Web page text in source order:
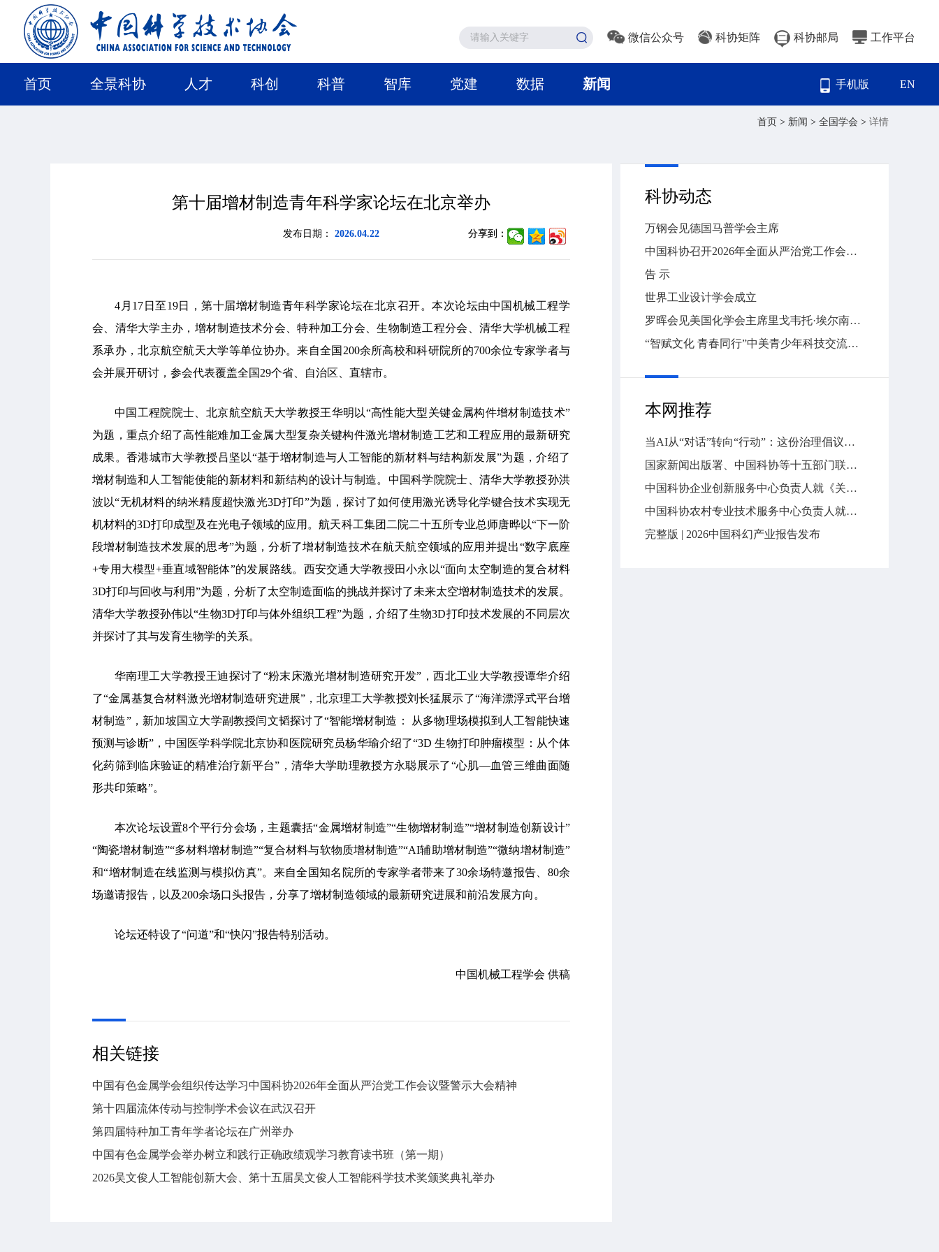
微信公众号 科协矩阵 科协邮局 工作平台
手机版 EN
首页 全景科协 人才 科创 科普 智库 党建 数据 新闻
首页 > 新闻 > 全国学会 > 详情
第十届增材制造青年科学家论坛在北京举办
发布日期： 2026.04.22 分享到：
4月17日至19日，第十届增材制造青年科学家论坛在北京召开。本次论坛由中国机械工程学
会、清华大学主办，增材制造技术分会、特种加工分会、生物制造工程分会、清华大学机械工程
系承办，北京航空航天大学等单位协办。来自全国200余所高校和科研院所的700余位专家学者与
会并展开研讨，参会代表覆盖全国29个省、自治区、直辖市。
中国工程院院士、北京航空航天大学教授王华明以“高性能大型关键金属构件增材制造技术”
为题，重点介绍了高性能难加工金属大型复杂关键构件激光增材制造工艺和工程应用的最新研究
成果。香港城市大学教授吕坚以“基于增材制造与人工智能的新材料与结构新发展”为题，介绍了
增材制造和人工智能使能的新材料和新结构的设计与制造。中国科学院院士、清华大学教授孙洪
波以“无机材料的纳米精度超快激光3D打印”为题，探讨了如何使用激光诱导化学键合技术实现无
机材料的3D打印成型及在光电子领域的应用。航天科工集团二院二十五所专业总师唐晔以“下一阶
段增材制造技术发展的思考”为题，分析了增材制造技术在航天航空领域的应用并提出“数字底座
+专用大模型+垂直域智能体”的发展路线。西安交通大学教授田小永以“面向太空制造的复合材料
3D打印与回收与利用”为题，分析了太空制造面临的挑战并探讨了未来太空增材制造技术的发展。
清华大学教授孙伟以“生物3D打印与体外组织工程”为题，介绍了生物3D打印技术发展的不同层次
并探讨了其与发育生物学的关系。
华南理工大学教授王迪探讨了“粉末床激光增材制造研究开发”，西北工业大学教授谭华介绍
了“金属基复合材料激光增材制造研究进展”，北京理工大学教授刘长猛展示了“海洋漂浮式平台增
材制造”，新加坡国立大学副教授闫文韬探讨了“智能增材制造： 从多物理场模拟到人工智能快速
预测与诊断”，中国医学科学院北京协和医院研究员杨华瑜介绍了“3D 生物打印肿瘤模型：从个体
化药筛到临床验证的精准治疗新平台”，清华大学助理教授方永聪展示了“心肌—血管三维曲面随
形共印策略”。
本次论坛设置8个平行分会场，主题囊括“金属增材制造”“生物增材制造”“增材制造创新设计”
“陶瓷增材制造”“多材料增材制造”“复合材料与软物质增材制造”“AI辅助增材制造”“微纳增材制造”
和“增材制造在线监测与模拟仿真”。来自全国知名院所的专家学者带来了30余场特邀报告、80余
场邀请报告，以及200余场口头报告，分享了增材制造领域的最新研究进展和前沿发展方向。
论坛还特设了“问道”和“快闪”报告特别活动。
中国机械工程学会 供稿
相关链接
中国有色金属学会组织传达学习中国科协2026年全面从严治党工作会议暨警示大会精神
第十四届流体传动与控制学术会议在武汉召开
第四届特种加工青年学者论坛在广州举办
中国有色金属学会举办树立和践行正确政绩观学习教育读书班（第一期）
2026吴文俊人工智能创新大会、第十五届吴文俊人工智能科学技术奖颁奖典礼举办
科协动态
万钢会见德国马普学会主席
中国科协召开2026年全面从严治党工作会议暨警示教育大会
告 示
世界工业设计学会成立
罗晖会见美国化学会主席里戈韦托·埃尔南德斯
“智赋文化 青春同行”中美青少年科技交流活动在京举行
本网推荐
当AI从“对话”转向“行动”：这份治理倡议，要守住什么底线？
国家新闻出版署、中国科协等十五部门联合部署首个“全民阅读活动周”
中国科协企业创新服务中心负责人就《关于推进新时代园区（企业）科协工作高质量发展的意见》答问
中国科协农村专业技术服务中心负责人就《关于推进新时代农村专业技术协会高质量发展的意见》答问
完整版 | 2026中国科幻产业报告发布